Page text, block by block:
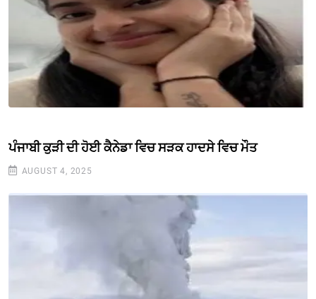
ਪੰਜਾਬੀ ਕੁੜੀ ਦੀ ਹੋਈ ਕੈਨੇਡਾ ਵਿਚ ਸੜਕ ਹਾਦਸੇ ਵਿਚ ਮੌਤ
AUGUST 4, 2025